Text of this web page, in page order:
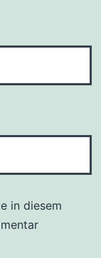
in diesem